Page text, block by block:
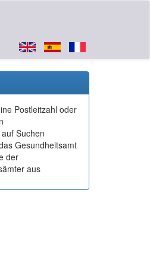
Postleitzahl oder
Suchen
Gesundheitsamt
der
aus